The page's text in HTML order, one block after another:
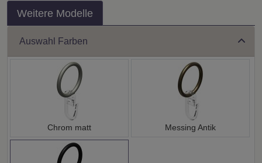
Weitere Modelle
Auswahl Farben
Chrom matt Messing Antik